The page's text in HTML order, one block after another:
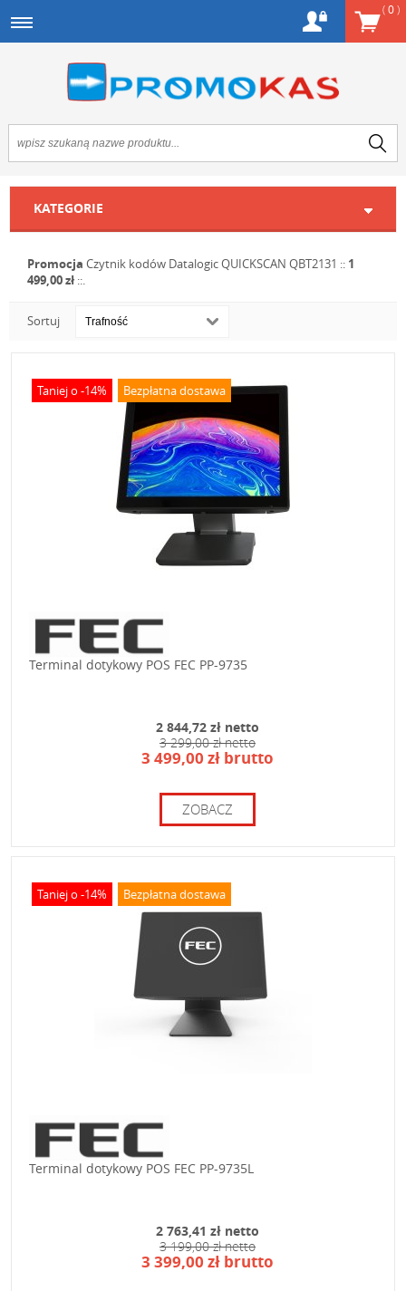
(0)
KATEGORIE
Promocja Czytnik kodów Datalogic QUICKSCAN QBT2131 :: 1
499,00 zł ::.
Sortuj
Taniej o -14% Bezpłatna dostawa
Terminal dotykowy POS FEC PP-9735
2 844,72 zł netto
3 299,00 zł netto
3 499,00 zł brutto
ZOBACZ
Taniej o -14% Bezpłatna dostawa
Terminal dotykowy POS FEC PP-9735L
2 763,41 zł netto
3 199,00 zł netto
3 399,00 zł brutto